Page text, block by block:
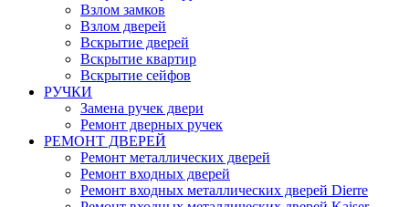
Взлом замков
Взлом дверей
Вскрытие дверей
Вскрытие квартир
Вскрытие сейфов
РУЧКИ
Замена ручек двери
Ремонт дверных ручек
РЕМОНТ ДВЕРЕЙ
Ремонт металлических дверей
Ремонт входных дверей
Ремонт входных металлических дверей Dierre